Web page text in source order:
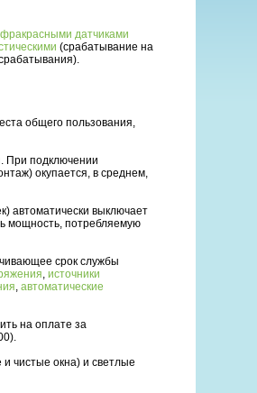
датчиками
(срабатывание на
общего пользования,
При подключении
окупается, в среднем,
автоматически выключает
мощность, потребляемую
срок службы
, источники
, автоматические
на оплате за
чистые окна) и светлые